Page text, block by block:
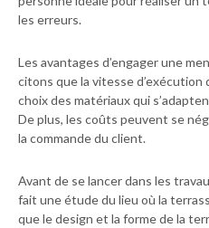
les erreurs.
Les avantages d’engager une
citons que la vitesse d’exécution
choix des matériaux qui
De plus, les coûts peuvent se
la commande du client.
Avant de se lancer dans les
fait une étude du lieu où la
que le design et la forme de la